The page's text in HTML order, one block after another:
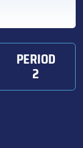
PERIOD
2